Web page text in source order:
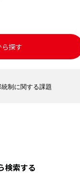
探す
統制に関する課題
検索する